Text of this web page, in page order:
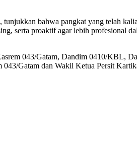
bahwa pangkat yang telah
serta proaktif agar lebih profesional
043/Gatam, Dandim 0410/KBL,
Gatam dan Wakil Ketua Persit